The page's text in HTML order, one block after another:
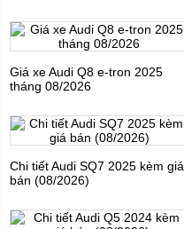
Giá xe Audi Q8 e-tron 2025
tháng 08/2026
Chi tiết Audi SQ7 2025 kèm giá
bán (08/2026)